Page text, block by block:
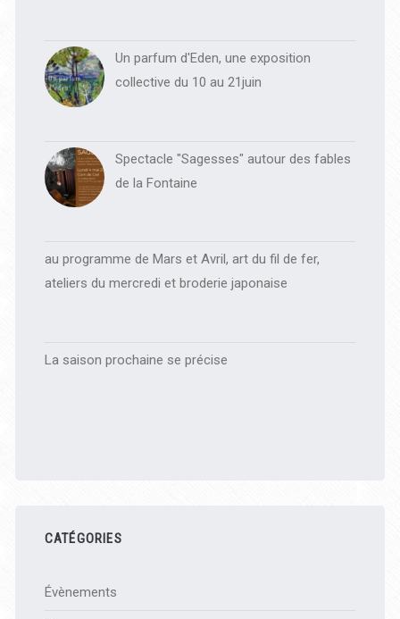
Un parfum d'Eden, une exposition
collective du 10 au 21juin
Spectacle "Sagesses" autour des fables
de la Fontaine
au programme de Mars et Avril, art du fil de fer,
ateliers du mercredi et broderie japonaise
La saison prochaine se précise
CATÉGORIES
Évènements